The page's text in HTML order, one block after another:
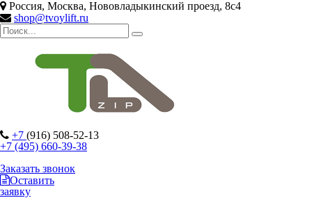
Россия, Москва, Нововладыкинский проезд, 8с4
shop@tvoylift.ru
+7 (916) 508-52-13
+7 (495) 660-39-38
Заказать звонок
Оставить
заявку